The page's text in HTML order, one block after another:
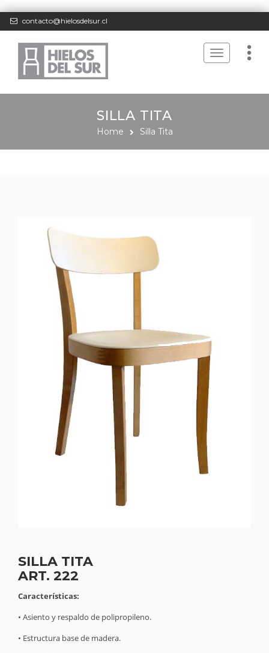
contacto@hielosdelsur.cl
Toggle
navigation
SILLA TITA
Home Silla Tita
SILLA TITA
ART. 222
Características:
• Asiento y respaldo de polipropileno.
• Estructura base de madera.